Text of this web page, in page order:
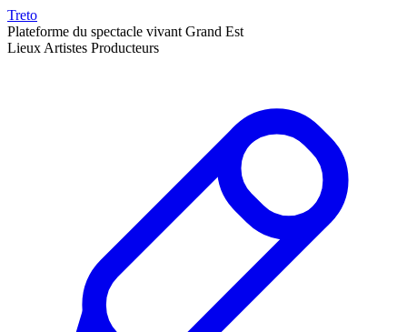
Treto
Plateforme du spectacle vivant Grand Est
Lieux Artistes Producteurs